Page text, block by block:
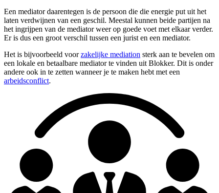
Een mediator daarentegen is de persoon die die energie put uit het
laten verdwijnen van een geschil. Meestal kunnen beide partijen na
het ingrijpen van de mediator weer op goede voet met elkaar verder.
Er is dus een groot verschil tussen een jurist en een mediator.
Het is bijvoorbeeld voorzakelijke mediation sterk aan te bevelen om
een lokale en betaalbare mediator te vinden uit Blokker. Dit is onder
andere ook in te zetten wanneer je te maken hebt met een
arbeidsconflict.